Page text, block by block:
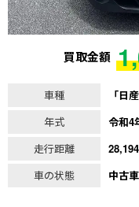
買取金額
車種
「日
年式
令和4
走行距離
車の状態
中古車